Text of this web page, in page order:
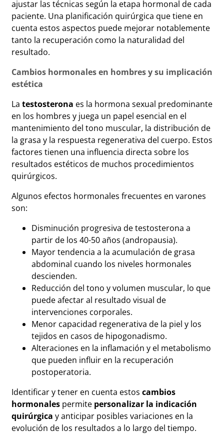
ajustar las técnicas según la etapa hormonal de cada
paciente. Una planificación quirúrgica que tiene en
cuenta estos aspectos puede mejorar notablemente
tanto la recuperación como la naturalidad del
resultado.
Cambios hormonales en hombres y su implicación
estética
La testosterona es la hormona sexual predominante
en los hombres y juega un papel esencial en el
mantenimiento del tono muscular, la distribución de
la grasa y la respuesta regenerativa del cuerpo. Estos
factores tienen una influencia directa sobre los
resultados estéticos de muchos procedimientos
quirúrgicos.
Algunos efectos hormonales frecuentes en varones
son:
Disminución progresiva de testosterona a
partir de los 40-50 años (andropausia).
Mayor tendencia a la acumulación de grasa
abdominal cuando los niveles hormonales
descienden.
Reducción del tono y volumen muscular, lo que
puede afectar al resultado visual de
intervenciones corporales.
Menor capacidad regenerativa de la piel y los
tejidos en casos de hipogonadismo.
Alteraciones en la inflamación y el metabolismo
que pueden influir en la recuperación
postoperatoria.
Identificar y tener en cuenta estos cambios
hormonales permite personalizar la indicación
quirúrgica y anticipar posibles variaciones en la
evolución de los resultados a lo largo del tiempo.